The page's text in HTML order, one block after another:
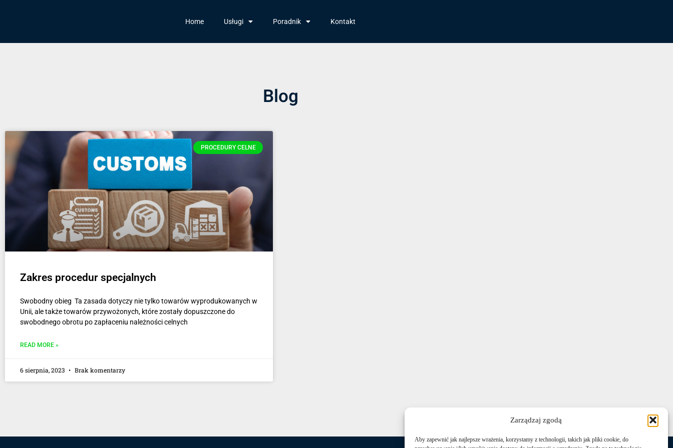
Zarządzaj zgodą
Aby zapewnić jak najlepsze wrażenia, korzystamy z technologii, takich jak pliki cookie, do
Home Usługi Poradnik Kontakt
Blog
PROCEDURY CELNE
Zakres procedur specjalnych
Swobodny obieg Ta zasada dotyczy nie tylko towarów wyprodukowanych w
Unii, ale także towarów przywożonych, które zostały dopuszczone do
swobodnego obrotu po zapłaceniu należności celnych
READ MORE »
6 sierpnia, 2023 Brak komentarzy